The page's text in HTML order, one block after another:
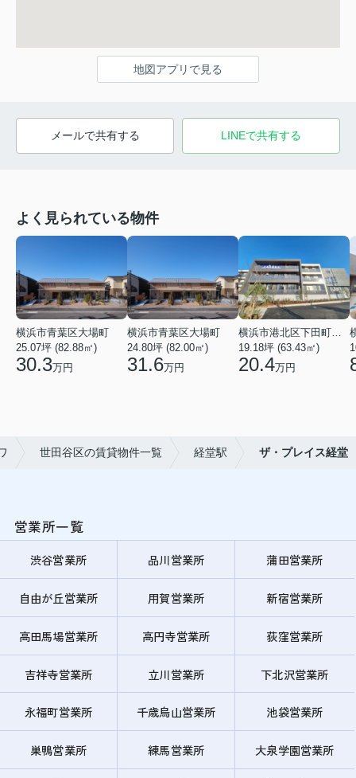
地図アプリで見る
メールで共有する LINEで共有する
よく見られている物件
横浜市青葉区大場町
25.07坪 (82.88㎡)
30.3万円
横浜市青葉区大場町
24.80坪 (82.00㎡)
31.6万円
19.18坪 (63.43㎡)
20.4万円
世田谷区の賃貸物件一覧 経堂駅 ザ・プレイス経堂
営業所一覧
渋谷営業所 品川営業所 蒲田営業所
自由が丘営業所 用賀営業所 新宿営業所
高田馬場営業所 高円寺営業所 荻窪営業所
吉祥寺営業所 立川営業所 下北沢営業所
永福町営業所 千歳烏山営業所 池袋営業所
巣鴨営業所 練馬営業所 大泉学園営業所